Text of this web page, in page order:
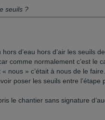
seuils ?
d’eau hors d’air les seuils
comme normalement c’est le
nous » c’était à nous de le faire.
poser les seuils entre l’étape
le chantier sans signature